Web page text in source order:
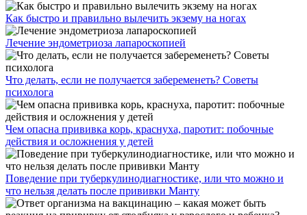
Как быстро и правильно вылечить экзему на ногах
Лечение эндометриоза лапароскопией
Что делать, если не получается забеременеть? Советы
психолога
Чем опасна прививка корь, краснуха, паротит: побочные
действия и осложнения у детей
Поведение при туберкулинодиагностике, или что можно и
что нельзя делать после прививки Манту